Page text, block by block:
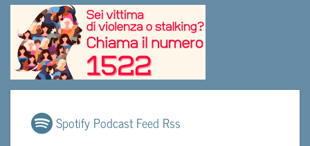
Spotify Podcast Feed Rss